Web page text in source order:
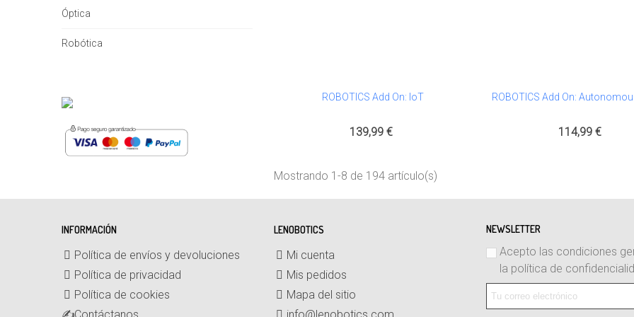
Óptica
Robótica
Añadir Al CarritoROBOTICS Add On: IoT
139,99 €
Añadir Al Carrito
ROBOTICS Add On:
114,99 €
Mostrando 1-8 de 194 artículo(s)
INFORMACIÓN
Política de envíos y devoluciones
Política de privacidad
Política de cookies
LENOBOTICS
Mi cuenta
Mis pedidos
Mapa del sitio
NEWSLETTER
Acepto las condiciones
la política de